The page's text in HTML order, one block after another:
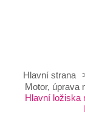
Hlavní strana
Motor, úprava
Hlavní ložiska